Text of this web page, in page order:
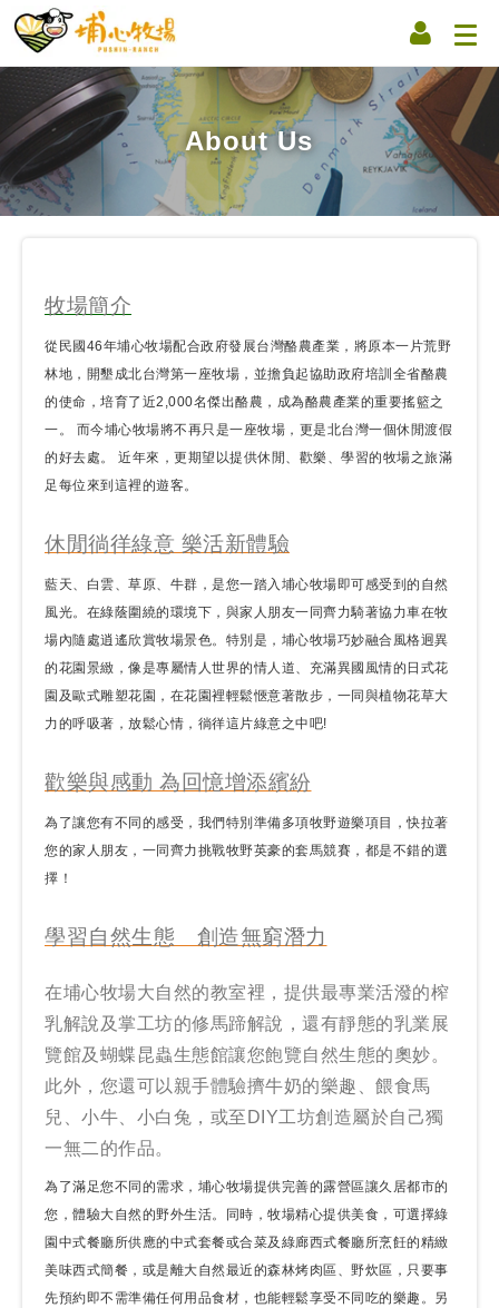
About Us
牧場簡介
從民國46年埔心牧場配合政府發展台灣酪農產業，將原本一片荒野
林地，開墾成北台灣第一座牧場，並擔負起協助政府培訓全省酪農
的使命，培育了近2,000名傑出酪農，成為酪農產業的重要搖籃之
一。 而今埔心牧場將不再只是一座牧場，更是北台灣一個休閒渡假
的好去處。 近年來，更期望以提供休閒、歡樂、學習的牧場之旅滿
足每位來到這裡的遊客。
休閒徜徉綠意 樂活新體驗
藍天、白雲、草原、牛群，是您一踏入埔心牧場即可感受到的自然
風光。在綠蔭圍繞的環境下，與家人朋友一同齊力騎著協力車在牧
場內隨處逍遙欣賞牧場景色。特別是，埔心牧場巧妙融合風格迥異
的花園景緻，像是專屬情人世界的情人道、充滿異國風情的日式花
園及歐式雕塑花園，在花園裡輕鬆愜意著散步，一同與植物花草大
力的呼吸著，放鬆心情，徜徉這片綠意之中吧!
歡樂與感動 為回憶增添繽紛
為了讓您有不同的感受，我們特別準備多項牧野遊樂項目，快拉著
您的家人朋友，一同齊力挑戰牧野英豪的套馬競賽，都是不錯的選
擇！
學習自然生態 創造無窮潛力
在埔心牧場大自然的教室裡，提供最專業活潑的榨
乳解說及掌工坊的修馬蹄解說，還有靜態的乳業展
覽館及蝴蝶昆蟲生態館讓您飽覽自然生態的奧妙。
此外，您還可以親手體驗擠牛奶的樂趣、餵食馬
兒、小牛、小白兔，或至DIY工坊創造屬於自己獨
一無二的作品。
為了滿足您不同的需求，埔心牧場提供完善的露營區讓久居都市的
您，體驗大自然的野外生活。同時，牧場精心提供美食，可選擇綠
園中式餐廳所供應的中式套餐或合菜及綠廊西式餐廳所烹飪的精緻
美味西式簡餐，或是離大自然最近的森林烤肉區、野炊區，只要事
先預約即不需準備任何用品食材，也能輕鬆享受不同吃的樂趣。另